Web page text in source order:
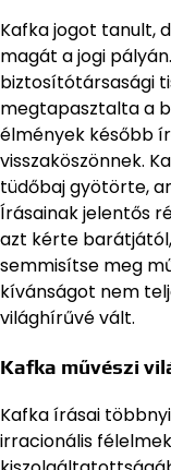
Kafka jogot tanult,
magát a jogi
biztosítótársasági
megtapasztalta a
élmények később
visszaköszönnek.
tüdőbaj gyötörte,
Írásainak jelentős
azt kérte
semmisítse meg
kívánságot nem
világhírűvé vált.
Kafka művészi
Kafka írásai
irracionális